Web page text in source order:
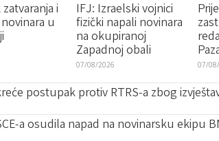
i
u
IFJ: Izraelski vojnici
fizički napali novinara
na okupiranoj
Zapadnoj obali
07/08/2026 07/
postupak protiv RTRS-a zbog
a osudila napad na novinarsku ekipu